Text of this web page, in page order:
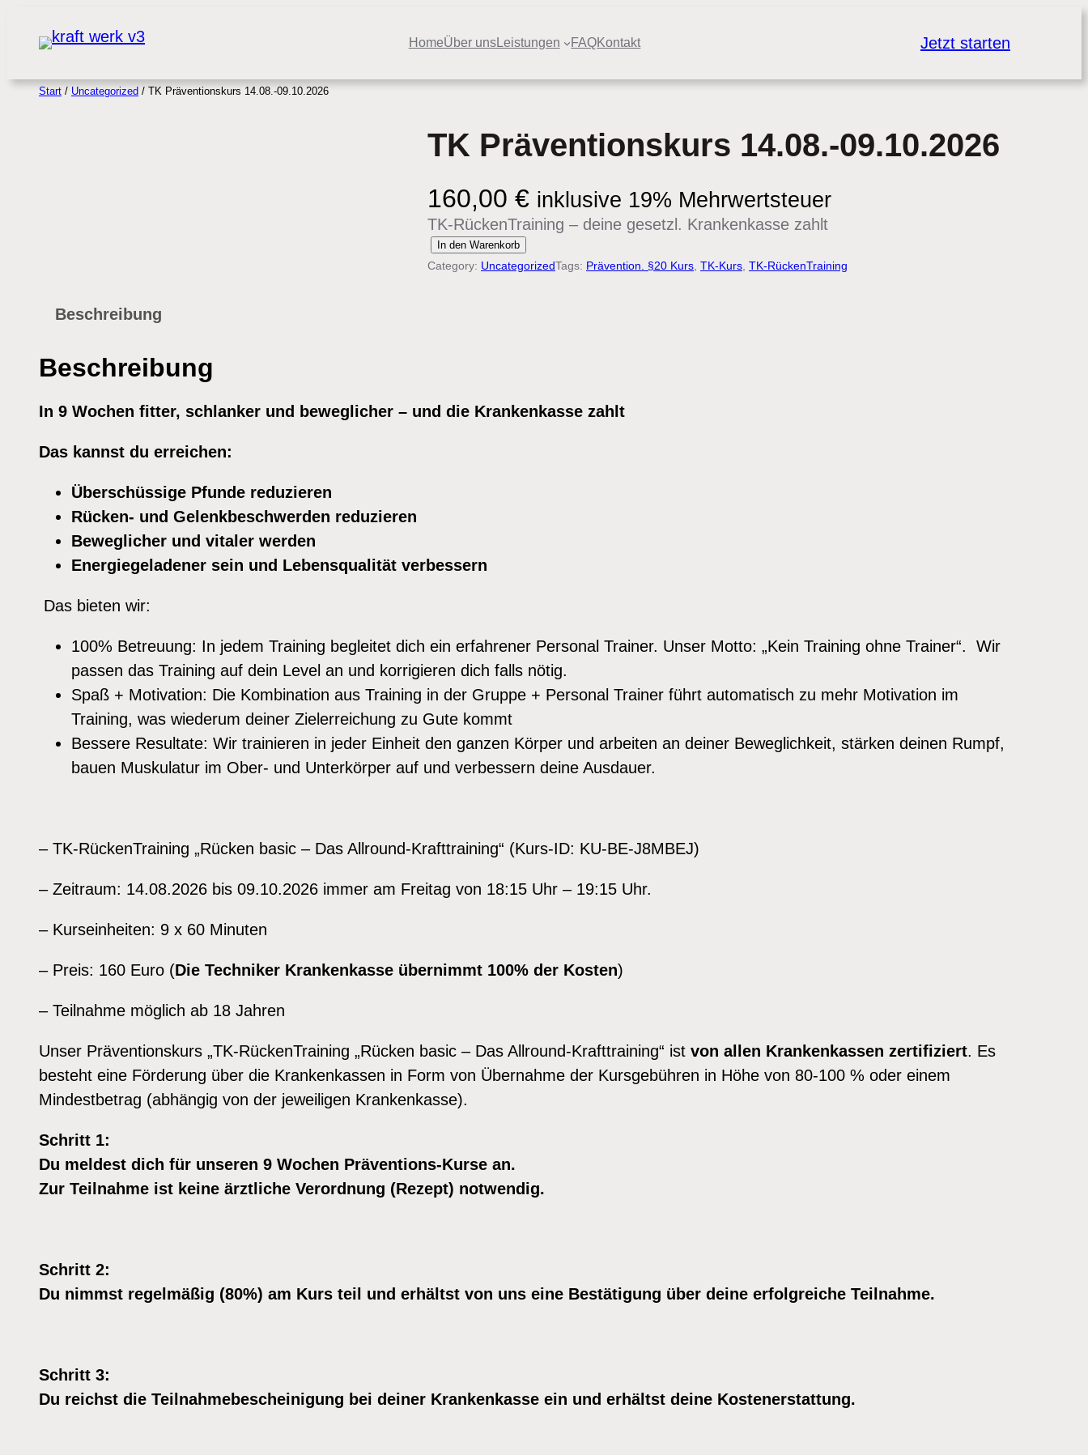
Inhalt
HomeÜber unsLeistungen FAQKontakt Jetzt starten
Start / Uncategorized / TK Präventionskurs 14.08.-09.10.2026
TK Präventionskurs 14.08.-09.10.2026
160,00 € inklusive 19% Mehrwertsteuer
TK-RückenTraining – deine gesetzl. Krankenkasse zahlt
T
K
n
k
4
.
0
9
.
2
6
M
e
e
In den Warenkorb
Category: UncategorizedTags: Prävention. §20 Kurs TK-Kurs TK-RückenTraining
Beschreibung
Beschreibung
In 9 Wochen fitter, schlanker und beweglicher – und die Krankenkasse zahlt
Das kannst du erreichen:
Überschüssige Pfunde reduzieren
Rücken- und Gelenkbeschwerden reduzieren
Beweglicher und vitaler werden
Energiegeladener sein und Lebensqualität verbessern
Das bieten wir:
100% Betreuung: In jedem Training begleitet dich ein erfahrener Personal Trainer. Unser Motto: „Kein Training ohne Trainer“. Wir
passen das Training auf dein Level an und korrigieren dich falls nötig.
Spaß + Motivation: Die Kombination aus Training in der Gruppe + Personal Trainer führt automatisch zu mehr Motivation im
Training, was wiederum deiner Zielerreichung zu Gute kommt
Bessere Resultate: Wir trainieren in jeder Einheit den ganzen Körper und arbeiten an deiner Beweglichkeit, stärken deinen Rumpf,
bauen Muskulatur im Ober- und Unterkörper auf und verbessern deine Ausdauer.
– TK-RückenTraining „Rücken basic – Das Allround-Krafttraining“ (Kurs-ID: KU-BE-J8MBEJ)
– Zeitraum: 14.08.2026 bis 09.10.2026 immer am Freitag von 18:15 Uhr – 19:15 Uhr.
– Kurseinheiten: 9 x 60 Minuten
– Preis: 160 Euro (Die Techniker Krankenkasse übernimmt 100% der Kosten)
– Teilnahme möglich ab 18 Jahren
Unser Präventionskurs „TK-RückenTraining „Rücken basic – Das Allround-Krafttraining“ ist von allen Krankenkassen zertifiziert. Es
besteht eine Förderung über die Krankenkassen in Form von Übernahme der Kursgebühren in Höhe von 80-100 % oder einem
Mindestbetrag (abhängig von der jeweiligen Krankenkasse).
Schritt 1:
Du meldest dich für unseren 9 Wochen Präventions-Kurse an.
Zur Teilnahme ist keine ärztliche Verordnung (Rezept) notwendig.
Schritt 2:
Du nimmst regelmäßig (80%) am Kurs teil und erhältst von uns eine Bestätigung über deine erfolgreiche Teilnahme.
Schritt 3:
Du reichst die Teilnahmebescheinigung bei deiner Krankenkasse ein und erhältst deine Kostenerstattung.